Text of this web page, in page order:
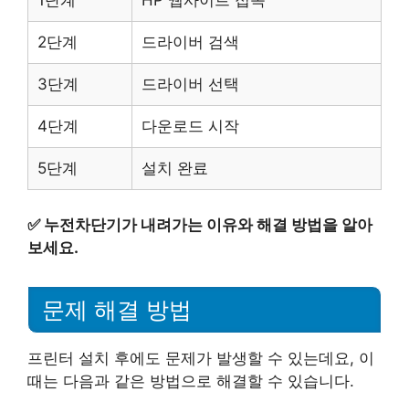
2단계 드라이버 검색
3단계 드라이버 선택
4단계 다운로드 시작
5단계 설치 완료
✅ 누전차단기가 내려가는 이유와 해결 방법을 알아
보세요.
문제 해결 방법
프린터 설치 후에도 문제가 발생할 수 있는데요, 이
때는 다음과 같은 방법으로 해결할 수 있습니다.